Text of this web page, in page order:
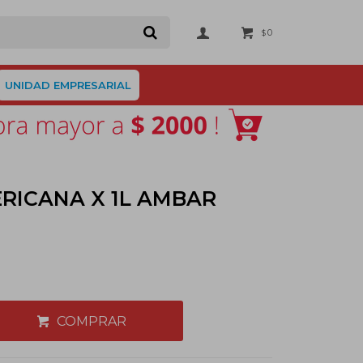
UNIDAD EMPRESARIAL
$0
X 1L AMBAR
COMPRAR